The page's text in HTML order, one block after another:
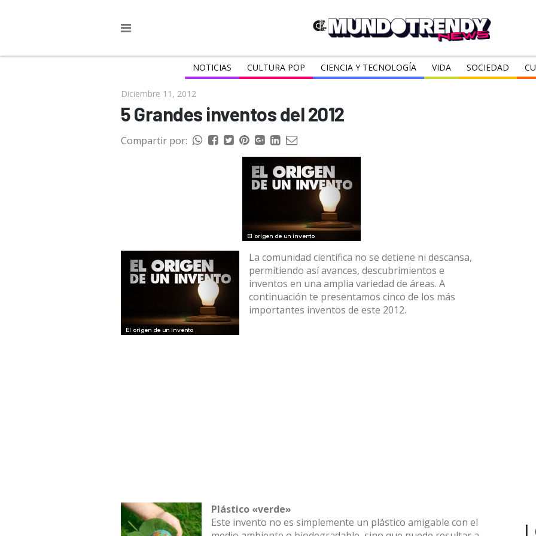
NOTICIAS CULTURA POP CIENCIA Y TECNOLOGÍA VIDA SOCIEDAD
Diciembre 11, 2012
5 Grandes inventos del 2012
Compartir por:
La comunidad científica no se detiene ni descansa,
permitiendo así avances, descubrimientos e
inventos en una amplia variedad de áreas. A
continuación te presentamos cinco de los más
importantes inventos de este 2012.
Plástico «verde»
Este invento no es simplemente un plástico amigable con el